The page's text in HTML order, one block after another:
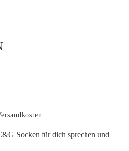
Socken für dich sprechen und